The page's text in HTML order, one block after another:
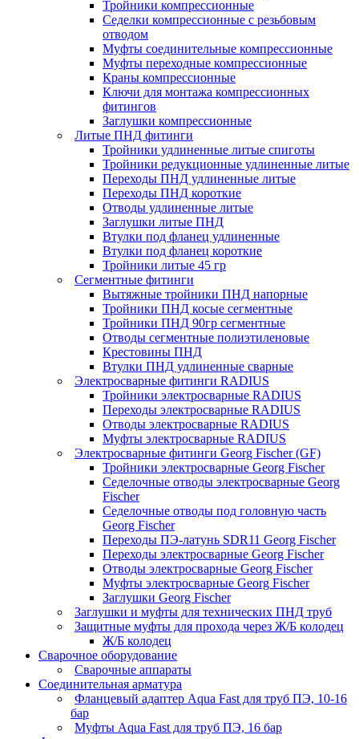
Тройники компрессионные
Седелки компрессионные с резьбовым
отводом
Муфты соединительные компрессионные
Муфты переходные компрессионные
Краны компрессионные
Ключи для монтажа компрессионных
фитингов
Заглушки компрессионные
Литые ПНД фитинги
Тройники удлиненные литые спиготы
Тройники редукционные удлиненные литые
Переходы ПНД удлиненные литые
Переходы ПНД короткие
Отводы удлиненные литые
Заглушки литые ПНД
Втулки под фланец удлиненные
Втулки под фланец короткие
Тройники литые 45 гр
Сегментные фитинги
Вытяжные тройники ПНД напорные
Тройники ПНД косые сегментные
Тройники ПНД 90гр сегментные
Отводы сегментные полиэтиленовые
Крестовины ПНД
Втулки ПНД удлиненные сварные
Электросварные фитинги RADIUS
Тройники электросварные RADIUS
Переходы электросварные RADIUS
Отводы электросварные RADIUS
Муфты электросварные RADIUS
Электросварные фитинги Georg Fischer (GF)
Тройники электросварные Georg Fischer
Седелочные отводы электросварные Georg
Fischer
Седелочные отводы под головную часть
Georg Fischer
Переходы ПЭ-латунь SDR11 Georg Fischer
Переходы электросварные Georg Fischer
Отводы электросварные Georg Fischer
Муфты электросварные Georg Fischer
Заглушки Georg Fischer
Заглушки и муфты для технических ПНД труб
Защитные муфты для прохода через Ж/Б колодец
Ж/Б колодец
Сварочное оборудование
Сварочные аппараты
Соединительная арматура
Фланцевый адаптер Aqua Fast для труб ПЭ, 10-16
бар
Муфты Aqua Fast для труб ПЭ, 16 бар